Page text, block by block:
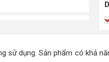
dụng. Sản phẩm có khả